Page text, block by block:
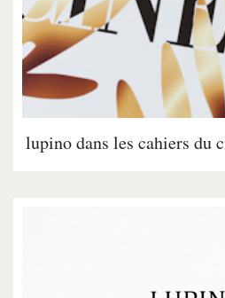
lupino dans les cahiers du